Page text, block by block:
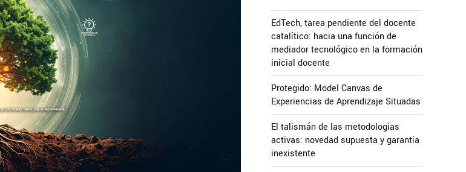
EdTech, tarea pendiente del docente
catalítico: hacia una función de
mediador tecnológico en la formación
inicial docente
Protegido: Model Canvas de
Experiencias de Aprendizaje Situadas
El talismán de las metodologías
activas: novedad supuesta y garantía
inexistente